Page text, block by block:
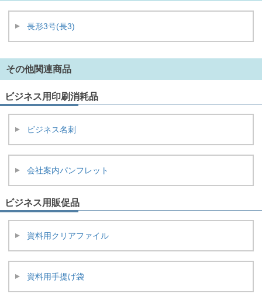
長形3号(長3)
その他関連商品
ビジネス用印刷消耗品
ビジネス名刺
会社案内パンフレット
ビジネス用販促品
資料用クリアファイル
資料用手提げ袋